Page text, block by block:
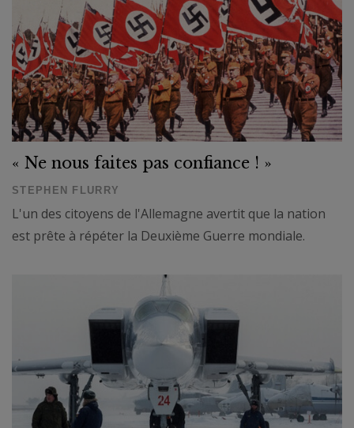
« Ne nous faites pas confiance ! »
STEPHEN FLURRY
L'un des citoyens de l'Allemagne avertit que la nation
est prête à répéter la Deuxième Guerre mondiale.